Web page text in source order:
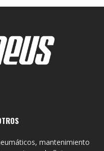
mantenimiento